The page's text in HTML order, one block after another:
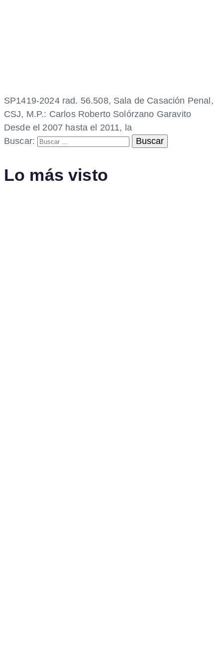
SP1419-2024 rad. 56.508, Sala de Casación Penal,
CSJ, M.P.: Carlos Roberto Solórzano Garavito
Desde el 2007 hasta el 2011, la
Buscar:
Lo más visto